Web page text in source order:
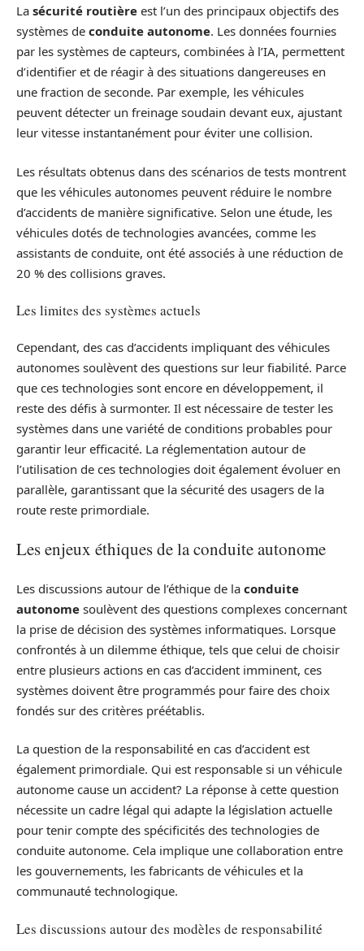
La sécurité routière est l’un des principaux objectifs des
systèmes de conduite autonome. Les données fournies
par les systèmes de capteurs, combinées à l’IA, permettent
d’identifier et de réagir à des situations dangereuses en
une fraction de seconde. Par exemple, les véhicules
peuvent détecter un freinage soudain devant eux, ajustant
leur vitesse instantanément pour éviter une collision.
Les résultats obtenus dans des scénarios de tests montrent
que les véhicules autonomes peuvent réduire le nombre
d’accidents de manière significative. Selon une étude, les
véhicules dotés de technologies avancées, comme les
assistants de conduite, ont été associés à une réduction de
20 % des collisions graves.
Les limites des systèmes actuels
Cependant, des cas d’accidents impliquant des véhicules
autonomes soulèvent des questions sur leur fiabilité. Parce
que ces technologies sont encore en développement, il
reste des défis à surmonter. Il est nécessaire de tester les
systèmes dans une variété de conditions probables pour
garantir leur efficacité. La réglementation autour de
l’utilisation de ces technologies doit également évoluer en
parallèle, garantissant que la sécurité des usagers de la
route reste primordiale.
Les enjeux éthiques de la conduite autonome
Les discussions autour de l’éthique de la conduite
autonome soulèvent des questions complexes concernant
la prise de décision des systèmes informatiques. Lorsque
confrontés à un dilemme éthique, tels que celui de choisir
entre plusieurs actions en cas d’accident imminent, ces
systèmes doivent être programmés pour faire des choix
fondés sur des critères préétablis.
La question de la responsabilité en cas d’accident est
également primordiale. Qui est responsable si un véhicule
autonome cause un accident? La réponse à cette question
nécessite un cadre légal qui adapte la législation actuelle
pour tenir compte des spécificités des technologies de
conduite autonome. Cela implique une collaboration entre
les gouvernements, les fabricants de véhicules et la
communauté technologique.
Les discussions autour des modèles de responsabilité